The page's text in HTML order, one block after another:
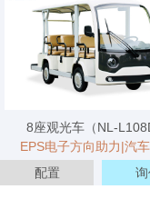
8座观光车（NL-
EPS电子方向助力|汽
配置
3分钟内
5分钟内
10分钟内
10分钟内
20分钟内